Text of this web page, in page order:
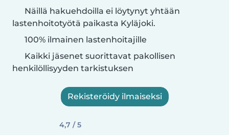
Näillä hakuehdoilla ei löytynyt yhtään
lastenhoitotyötä paikasta Kyläjoki.
100% ilmainen lastenhoitajille
Kaikki jäsenet suorittavat pakollisen
henkilöllisyyden tarkistuksen
Rekisteröidy ilmaiseksi
4,7 / 5